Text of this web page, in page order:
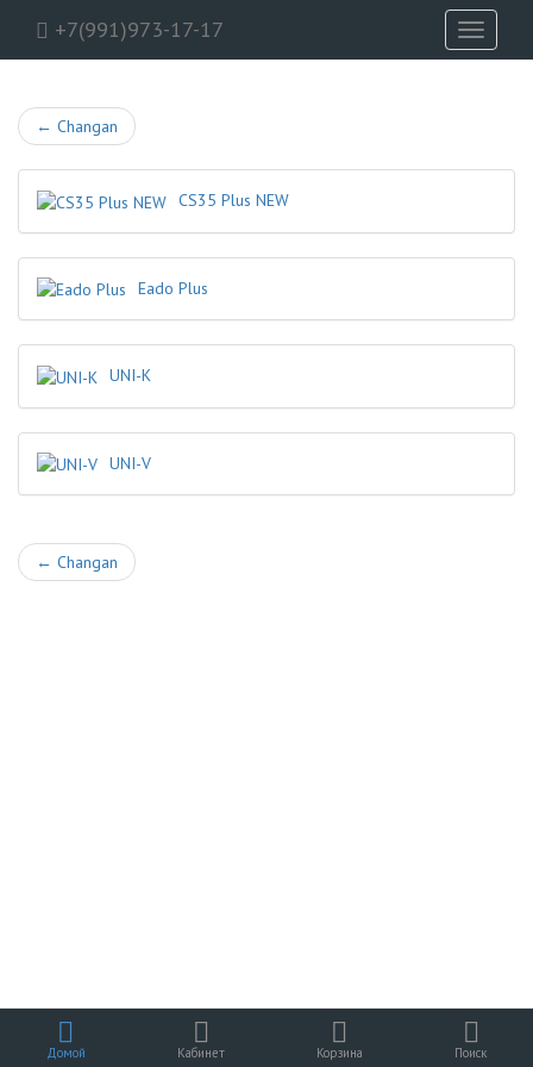
+7(991)973-17-17
Toggle
← Changan
CS35 Plus NEW
Eado Plus
UNI-K
UNI-V
← Changan
Домой Кабинет Корзина Поиск